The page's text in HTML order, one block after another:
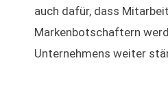
auch dafür, dass
Markenbotschaftern
Unternehmens weiter